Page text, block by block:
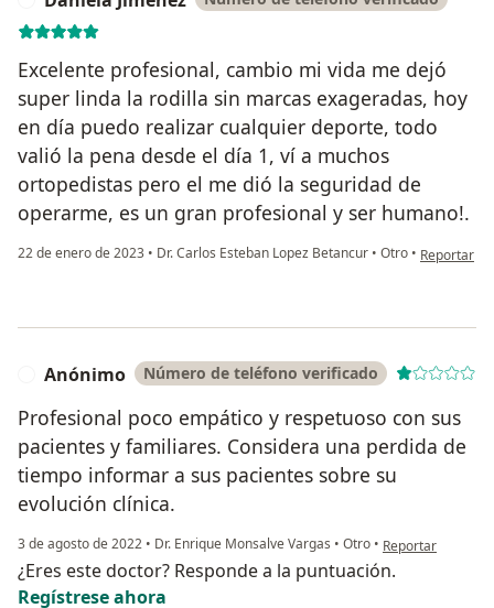
Excelente profesional, cambio mi vida me dejó
super linda la rodilla sin marcas exageradas, hoy
en día puedo realizar cualquier deporte, todo
valió la pena desde el día 1, ví a muchos
ortopedistas pero el me dió la seguridad de
operarme, es un gran profesional y ser humano!.
22 de enero de 2023 • Dr. Carlos Esteban Lopez Betancur • Otro • en opinión
Reportar
Anónimo Número de teléfono verificado
Profesional poco empático y respetuoso con sus
pacientes y familiares. Considera una perdida de
tiempo informar a sus pacientes sobre su
evolución clínica.
3 de agosto de 2022 • Dr. Enrique Monsalve Vargas • Otro • en opinión del
Reportar
¿Eres este doctor? Responde a la puntuación.
Regístrese ahora